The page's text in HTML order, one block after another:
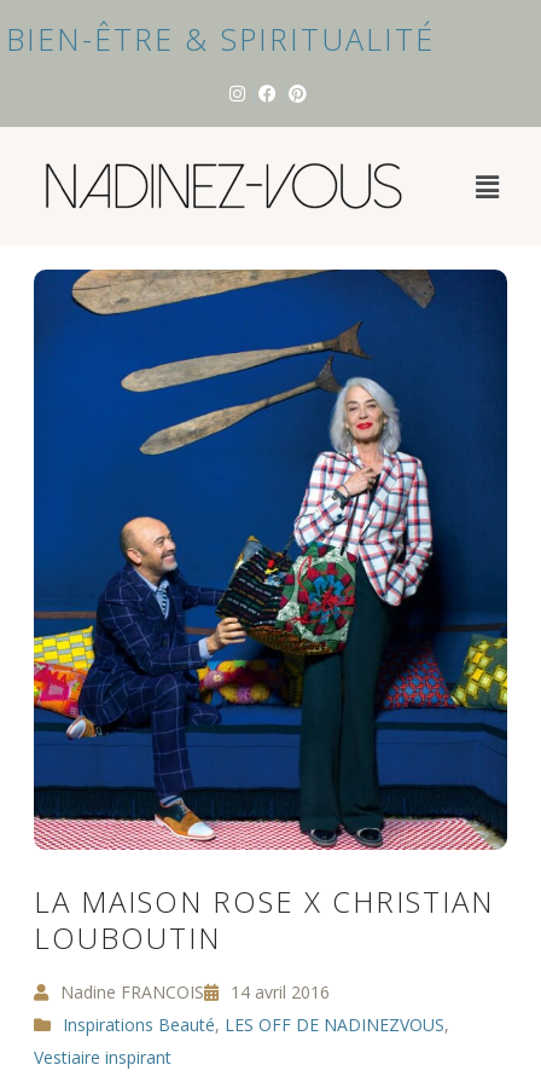
BIEN-ÊTRE & SPIRITUALITÉ
LA MAISON ROSE X CHRISTIAN
LOUBOUTIN
Nadine FRANCOIS
14 avril 2016
Inspirations Beauté, LES OFF DE NADINEZVOUS,
Vestiaire inspirant